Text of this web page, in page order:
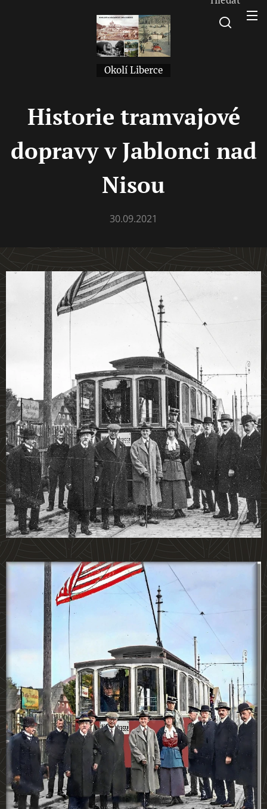
Okolí Liberce
Historie tramvajové
dopravy v Jablonci nad
Nisou
30.09.2021